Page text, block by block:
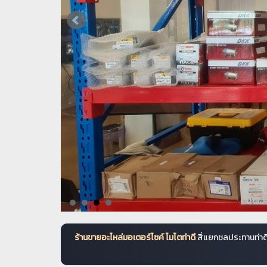
ร้านขายอะไหล่มอเตอร์ไซค์ โมโตท่าดีสี่แยกชลประทานท่า